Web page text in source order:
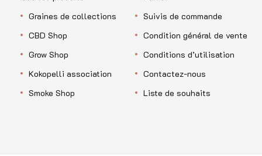
Graines de collections
CBD Shop
Grow Shop
Kokopelli association
Smoke Shop
Suivis de commande
Condition général de vente
Conditions d’utilisation
Contactez-nous
Liste de souhaits